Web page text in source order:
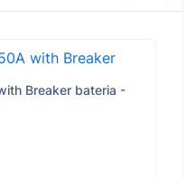
Breaker bateria -